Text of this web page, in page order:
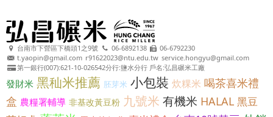
台南市下營區下橋頭1之9號 06-6892138
06-6792230
t.yaopin@gmail.com r91622023@ntu.edu.tw service.hongyu@gmail.com
第一銀行(007):621-10-026542分行:鹽水分行 戶名:弘昌碾米工廠
發財米 黑秈米推薦 胚芽米 小包裝 炊粿米 喝茶喜米禮
盒 農糧署輔導 非基改黃豆粉 九號米 有機米 HALAL 黑豆